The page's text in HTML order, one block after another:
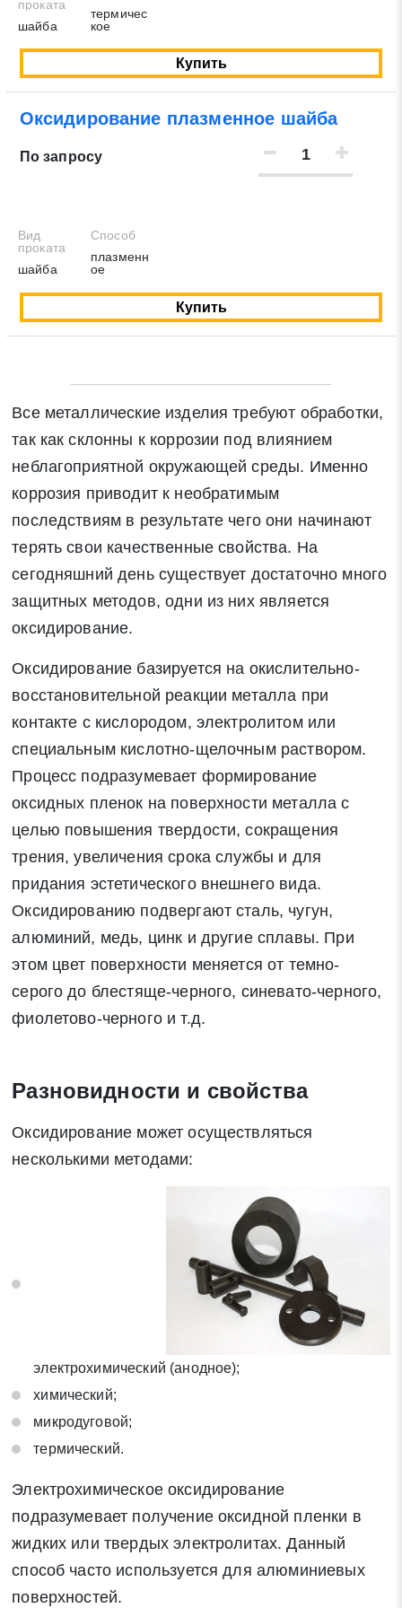
Поиск Закрыть
проката
шайба
термичес
кое
Купить
Оксидирование плазменное шайба
По запросу
Вид
проката
шайба
Способ
плазменн
ое
Купить
Все металлические изделия требуют обработки,
так как склонны к коррозии под влиянием
неблагоприятной окружающей среды. Именно
коррозия приводит к необратимым
последствиям в результате чего они начинают
терять свои качественные свойства. На
сегодняшний день существует достаточно много
защитных методов, одни из них является
оксидирование.
Оксидирование базируется на окислительно-
восстановительной реакции металла при
контакте с кислородом, электролитом или
специальным кислотно-щелочным раствором.
Процесс подразумевает формирование
оксидных пленок на поверхности металла с
целью повышения твердости, сокращения
трения, увеличения срока службы и для
придания эстетического внешнего вида.
Оксидированию подвергают сталь, чугун,
алюминий, медь, цинк и другие сплавы. При
этом цвет поверхности меняется от темно-
серого до блестяще-черного, синевато-черного,
фиолетово-черного и т.д.
Разновидности и свойства
Оксидирование может осуществляться
несколькими методами:
электрохимический (анодное);
химический;
микродуговой;
термический.
Электрохимическое оксидирование
подразумевает получение оксидной пленки в
жидких или твердых электролитах. Данный
способ часто используется для алюминиевых
поверхностей.
Заявка на обратный звонок